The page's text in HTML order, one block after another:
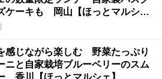
ケーキも 岡山【ほっとマルシ
感じながら楽しむ 野菜たっぷり
ニと自家栽培ブルーベリーのスム
香川【ほっとマルシェ】